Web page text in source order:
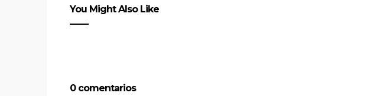
You Might Also Like
0 comentarios